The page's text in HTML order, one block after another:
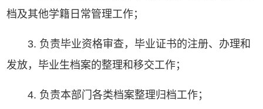
档及其他学籍日常管理工作；
3. 负责毕业资格审查，毕业证书的注册、办理和
发放，毕业生档案的整理和移交工作；
4. 负责本部门各类档案整理归档工作；